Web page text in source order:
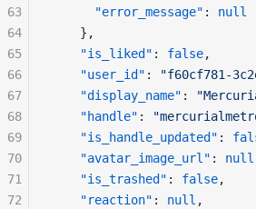
"error_message" : null
    },
"is_liked" : false,
"user_id" :
"f60cf781-
"display_name" :
"handle" :
"is_handle_updated" :
"avatar_image_url" : null
"is_trashed" : false,
"reaction" : null ,
63
64
65
66
67
68
69
70
71
72